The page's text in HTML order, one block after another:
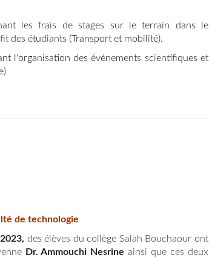
les frais de stages sur le terrain dans le
des étudiants (Transport et mobilité).
l'organisation des événements scientifiques et
de technologie
des élèves du collège Salah Bouchaour ont
Dr. Ammouchi Nesrineainsi que ces deux